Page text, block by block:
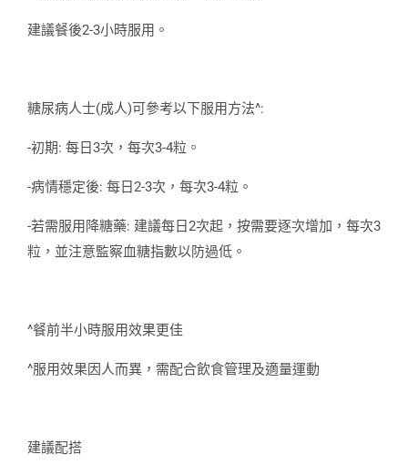
建議餐後2-3小時服用。
糖尿病人士(成人)可參考以下服用方法^:
-初期: 每日3次，每次3-4粒。
-病情穩定後: 每日2-3次，每次3-4粒。
-若需服用降糖藥: 建議每日2次起，按需要逐次增加，每次3
粒，並注意監察血糖指數以防過低。
^餐前半小時服用效果更佳
^服用效果因人而異，需配合飲食管理及適量運動
建議配搭